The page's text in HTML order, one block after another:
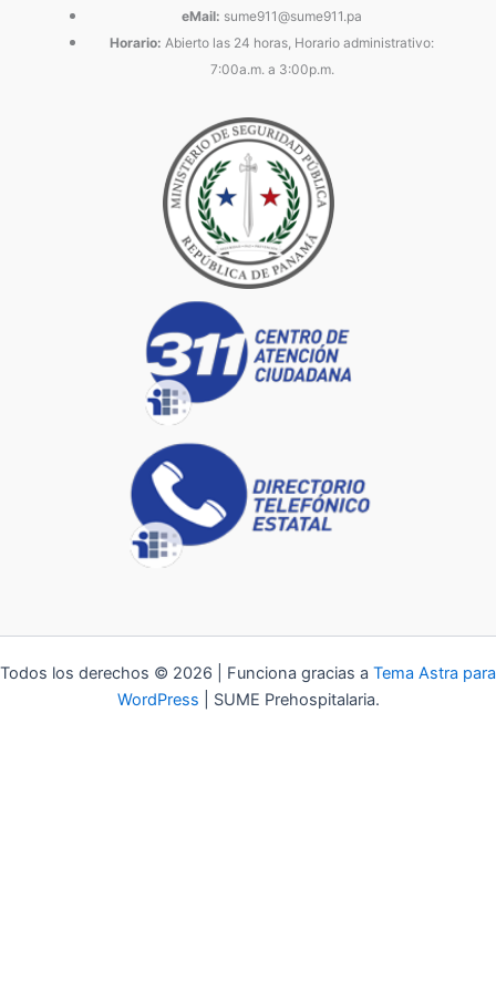
eMail: sume911@sume911.pa
Horario: Abierto las 24 horas, Horario administrativo:
7:00a.m. a 3:00p.m.
Todos los derechos © 2026 | Funciona gracias a Tema Astra para
WordPress | SUME Prehospitalaria.